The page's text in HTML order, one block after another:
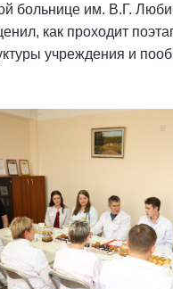
больнице им. В.Г.
как проходит
учреждения и